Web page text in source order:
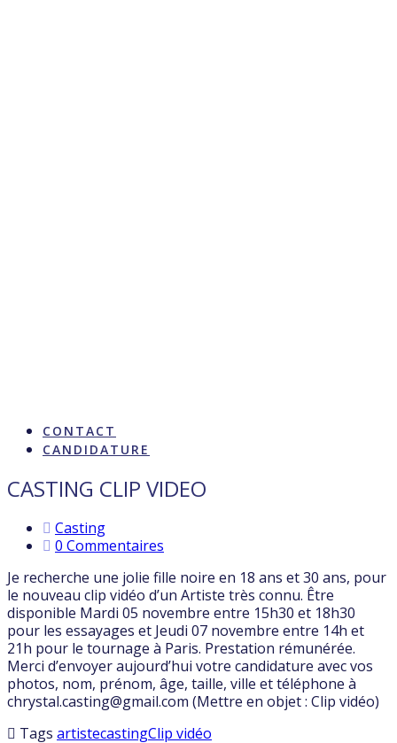
CONTACT
CANDIDATURE
CASTING CLIP VIDEO
Casting
0 Commentaires
Je recherche une jolie fille noire en 18 ans et 30 ans, pour
le nouveau clip vidéo d’un Artiste très connu. Être
disponible Mardi 05 novembre entre 15h30 et 18h30
pour les essayages et Jeudi 07 novembre entre 14h et
21h pour le tournage à Paris. Prestation rémunérée.
Merci d’envoyer aujourd’hui votre candidature avec vos
photos, nom, prénom, âge, taille, ville et téléphone à
chrystal.casting@gmail.com (Mettre en objet : Clip vidéo)
Tags artistecastingClip vidéo